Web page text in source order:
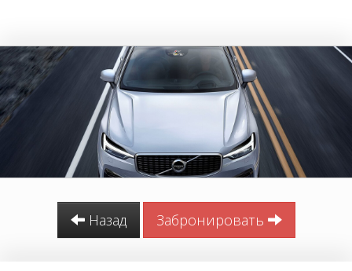
Назад Забронировать